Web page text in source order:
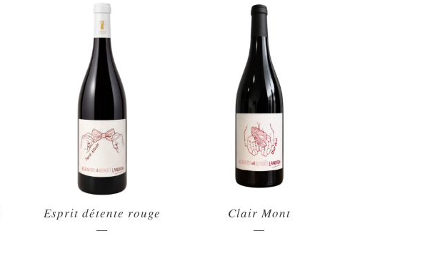
Esprit détente rouge Clair Mont